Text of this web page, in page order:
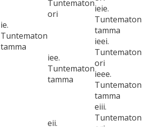
ie.
Tuntematon
tamma
Tuntematon
ori
ieie.
Tuntematon
tamma
iee.
Tuntematon
tamma
ieei.
Tuntematon
ori
ieee.
Tuntematon
tamma
eii.
eiii.
Tuntematon